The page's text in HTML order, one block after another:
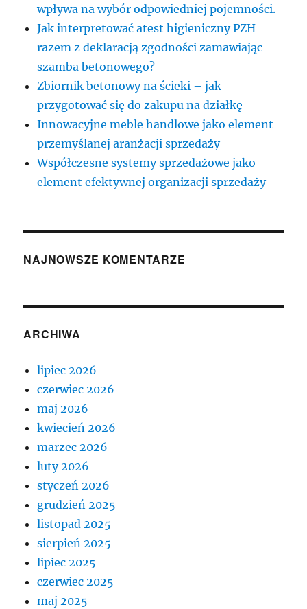
wpływa na wybór odpowiedniej pojemności.
Jak interpretować atest higieniczny PZH
razem z deklaracją zgodności zamawiając
szamba betonowego?
Zbiornik betonowy na ścieki – jak
przygotować się do zakupu na działkę
Innowacyjne meble handlowe jako element
przemyślanej aranżacji sprzedaży
Współczesne systemy sprzedażowe jako
element efektywnej organizacji sprzedaży
NAJNOWSZE KOMENTARZE
ARCHIWA
lipiec 2026
czerwiec 2026
maj 2026
kwiecień 2026
marzec 2026
luty 2026
styczeń 2026
grudzień 2025
listopad 2025
sierpień 2025
lipiec 2025
czerwiec 2025
maj 2025